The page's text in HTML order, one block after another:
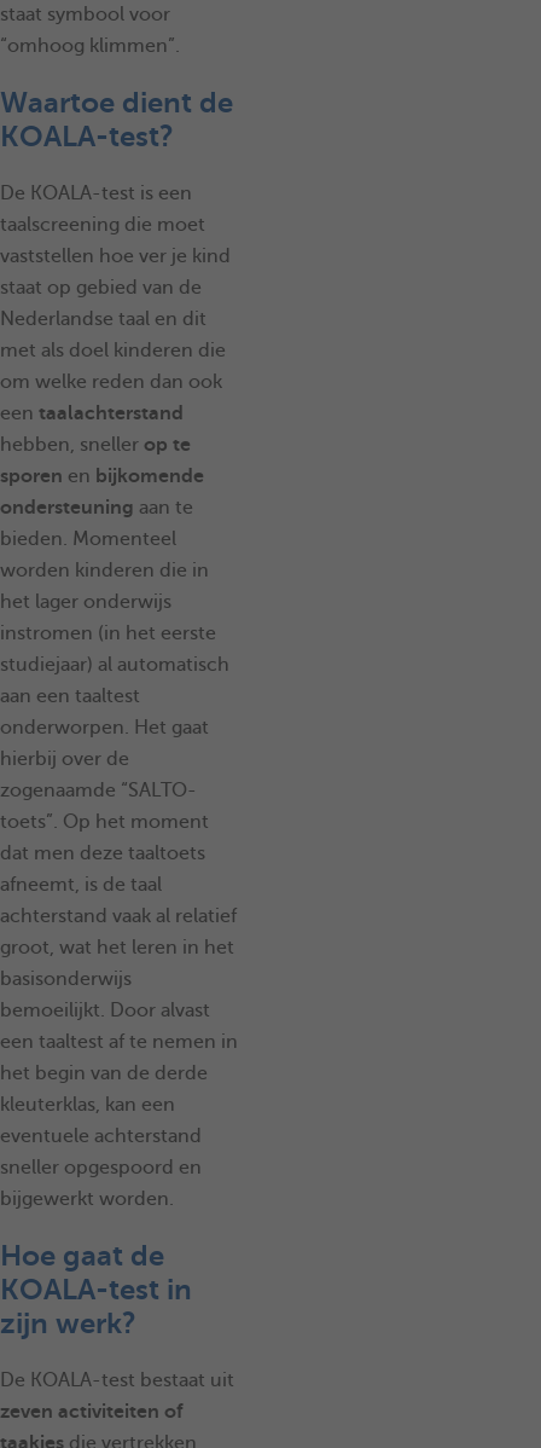
staat symbool voor
“omhoog klimmen”.
Waartoe dient de
KOALA-test?
De KOALA-test is een
taalscreening die moet
vaststellen hoe ver je kind
staat op gebied van de
Nederlandse taal en dit
met als doel kinderen die
om welke reden dan ook
een taalachterstand
hebben, sneller op te
sporen en bijkomende
ondersteuning aan te
bieden. Momenteel
worden kinderen die in
het lager onderwijs
instromen (in het eerste
studiejaar) al automatisch
aan een taaltest
onderworpen. Het gaat
hierbij over de
zogenaamde “SALTO-
toets”. Op het moment
dat men deze taaltoets
afneemt, is de taal
achterstand vaak al relatief
groot, wat het leren in het
basisonderwijs
bemoeilijkt. Door alvast
een taaltest af te nemen in
het begin van de derde
kleuterklas, kan een
eventuele achterstand
sneller opgespoord en
bijgewerkt worden.
Hoe gaat de
KOALA-test in
zijn werk?
De KOALA-test bestaat uit
zeven activiteiten of
taakjes die vertrekken